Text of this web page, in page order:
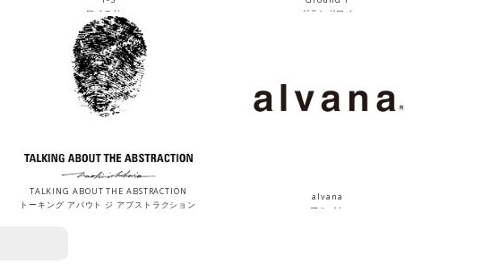
ワイスリー
グランドワイ
TALKING ABOUT THE ABSTRACTION
トーキング アバウト ジ アブストラクション
alvana
アルバナ